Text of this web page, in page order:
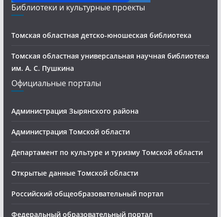
Библиотеки и культурные проекты
Томская областная детско-юношеская библиотека
Томская областная универсальная научная библиотека
им. А. С. Пушкина
Официальные порталы
Администрация Зырянского района
Администрация Томской области
Департамент по культуре и туризму Томской области
Открытые данные Томской области
Российский общеобразовательный портал
Федеральный образовательный портал